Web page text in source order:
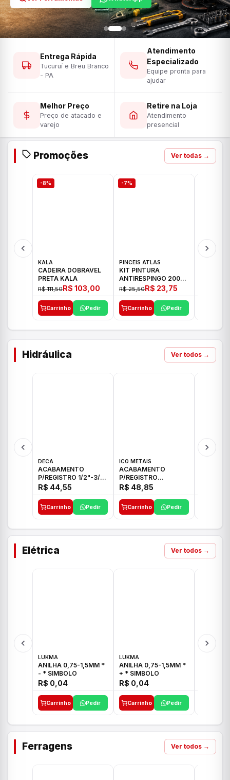
Entrega Rápida
Tucuruí e Breu Branco
- PA
Atendimento
Especializado
Equipe pronta para
ajudar
Melhor Preço
Preço de atacado e
varejo
Retire na Loja
Atendimento
presencial
Promoções Ver todas →
-8%
KALA
CADEIRA DOBRAVEL
PRETA KALA
R$ 111,50R$ 103,00
Carrinho Pedir
-7%
PINCEIS ATLAS
KIT PINTURA
ANTIRESPINGO 2003
ATLAS 03 PCS
R$ 25,50R$ 23,75
Carrinho Pedir
Hidráulica Ver todos →
DECA
ACABAMENTO
P/REGISTRO 1/2"-3/4"
E 1"C21.PQ DECA
R$ 44,55
Carrinho Pedir
ICO METAIS
ACABAMENTO
P/REGISTRO
1/2"-3/4"-1" ACB M
CS 33 ICO
R$ 48,85
Carrinho Pedir
Elétrica Ver todos →
LUKMA
ANILHA 0,75-1,5MM *
- * SIMBOLO
R$ 0,04
Carrinho Pedir
LUKMA
ANILHA 0,75-1,5MM *
+ * SIMBOLO
R$ 0,04
Carrinho Pedir
Ferragens Ver todos →